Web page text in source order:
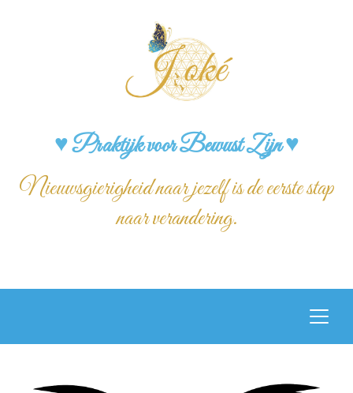
♥ Praktijk voor Bewust Zijn ♥
Nieuwsgierigheid naar jezelf is de eerste stap
naar verandering.